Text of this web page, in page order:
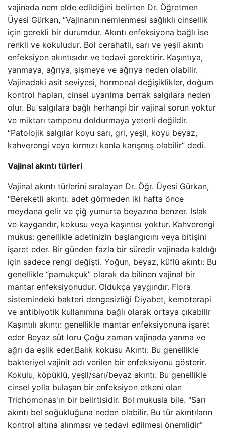
vajinada nem elde edildiğini belirten Dr. Öğretmen
Üyesi Gürkan, “Vajinanın nemlenmesi sağlıklı cinsellik
için gerekli bir durumdur. Akıntı enfeksiyona bağlı ise
renkli ve kokuludur. Bol cerahatli, sarı ve yeşil akıntı
enfeksiyon akıntısıdır ve tedavi gerektirir. Kaşıntıya,
yanmaya, ağrıya, şişmeye ve ağrıya neden olabilir.
Vajinadaki asit seviyesi, hormonal değişiklikler, doğum
kontrol hapları, cinsel uyarılma berrak salgılara neden
olur. Bu salgılara bağlı herhangi bir vajinal sorun yoktur
ve miktarı tamponu doldurmaya yeterli değildir.
“Patolojik salgılar koyu sarı, gri, yeşil, koyu beyaz,
kahverengi veya kırmızı kanla karışmış olabilir” dedi.
Vajinal akıntı türleri
Vajinal akıntı türlerini sıralayan Dr. Öğr. Üyesi Gürkan,
“Bereketli akıntı: adet görmeden iki hafta önce
meydana gelir ve çiğ yumurta beyazına benzer. Islak
ve kaygandır, kokusu veya kaşıntısı yoktur. Kahverengi
mukus: genellikle adetinizin başlangıcını veya bitişini
işaret eder. Bir günden fazla bir süredir vajinada kaldığı
için sadece rengi değişti. Yoğun, beyaz, küflü akıntı: Bu
genellikle “pamukçuk” olarak da bilinen vajinal bir
mantar enfeksiyonudur. Oldukça yaygındır. Flora
sistemindeki bakteri dengesizliği Diyabet, kemoterapi
ve antibiyotik kullanımına bağlı olarak ortaya çıkabilir
Kaşıntılı akıntı: genellikle mantar enfeksiyonuna işaret
eder Beyaz süt loru Çoğu zaman vajinada yanma ve
ağrı da eşlik eder.Balık kokusu Akıntı: Bu genellikle
bakteriyel vajinit adı verilen bir enfeksiyonu gösterir.
Kokulu, köpüklü, yeşil/sarı/beyaz akıntı: Bu genellikle
cinsel yolla bulaşan bir enfeksiyon etkeni olan
Trichomonas'ın bir belirtisidir. Bol mukusla bile. “Sarı
akıntı bel soğukluğuna neden olabilir. Bu tür akıntıların
kontrol altına alınması ve tedavi edilmesi önemlidir”